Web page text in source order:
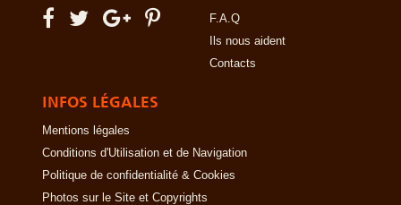
F.A.Q
Ils nous aident
Contacts
INFOS LÉGALES
Mentions légales
Conditions d'Utilisation et de Navigation
Politique de confidentialité & Cookies
Photos sur le Site et Copyrights